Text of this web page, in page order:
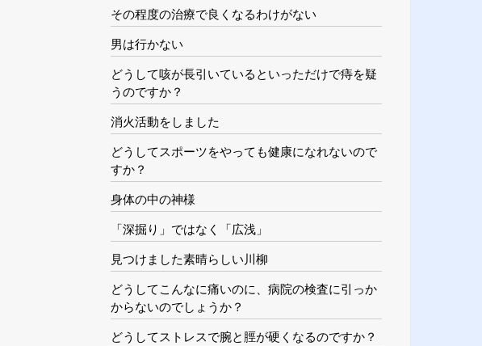
その程度の治療で良くなるわけがない
男は行かない
どうして咳が長引いているといっただけで痔を疑
うのですか？
消火活動をしました
どうしてスポーツをやっても健康になれないので
すか？
身体の中の神様
「深掘り」ではなく「広浅」
見つけました素晴らしい川柳
どうしてこんなに痛いのに、病院の検査に引っか
からないのでしょうか？
どうしてストレスで腕と脛が硬くなるのですか？